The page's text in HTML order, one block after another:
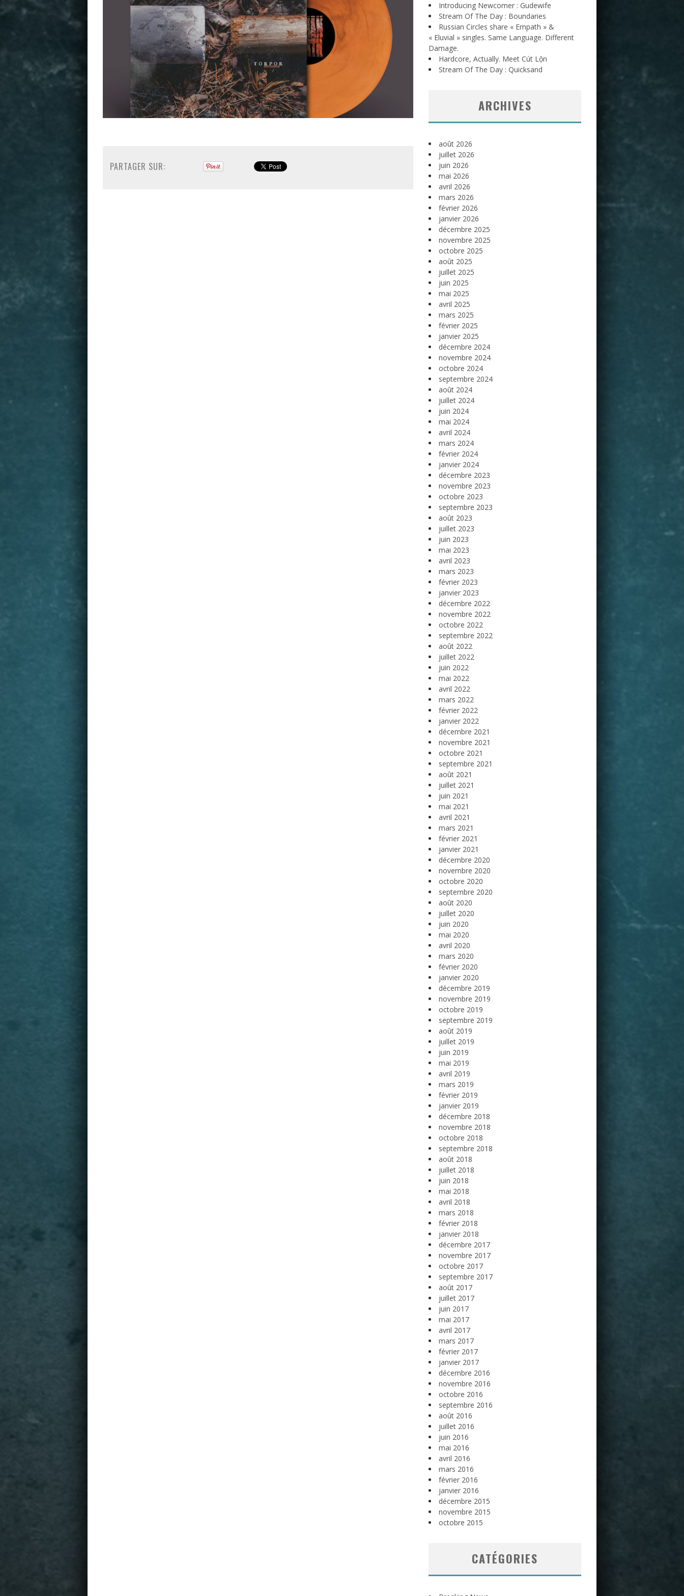
PARTAGER SUR:
Introducing Newcomer : Gudewife
Stream Of The Day : Boundaries
Russian Circles share « Empath » &
« Eluvial » singles. Same Language. Different
Damage.
Hardcore, Actually. Meet Cút Lộn
Stream Of The Day : Quicksand
ARCHIVES
août 2026
juillet 2026
juin 2026
mai 2026
avril 2026
mars 2026
février 2026
janvier 2026
décembre 2025
novembre 2025
octobre 2025
août 2025
juillet 2025
juin 2025
mai 2025
avril 2025
mars 2025
février 2025
janvier 2025
décembre 2024
novembre 2024
octobre 2024
septembre 2024
août 2024
juillet 2024
juin 2024
mai 2024
avril 2024
mars 2024
février 2024
janvier 2024
décembre 2023
novembre 2023
octobre 2023
septembre 2023
août 2023
juillet 2023
juin 2023
mai 2023
avril 2023
mars 2023
février 2023
janvier 2023
décembre 2022
novembre 2022
octobre 2022
septembre 2022
août 2022
juillet 2022
juin 2022
mai 2022
avril 2022
mars 2022
février 2022
janvier 2022
décembre 2021
novembre 2021
octobre 2021
septembre 2021
août 2021
juillet 2021
juin 2021
mai 2021
avril 2021
mars 2021
février 2021
janvier 2021
décembre 2020
novembre 2020
octobre 2020
septembre 2020
août 2020
juillet 2020
juin 2020
mai 2020
avril 2020
mars 2020
février 2020
janvier 2020
décembre 2019
novembre 2019
octobre 2019
septembre 2019
août 2019
juillet 2019
juin 2019
mai 2019
avril 2019
mars 2019
février 2019
janvier 2019
décembre 2018
novembre 2018
octobre 2018
septembre 2018
août 2018
juillet 2018
juin 2018
mai 2018
avril 2018
mars 2018
février 2018
janvier 2018
décembre 2017
novembre 2017
octobre 2017
septembre 2017
août 2017
juillet 2017
juin 2017
mai 2017
avril 2017
mars 2017
février 2017
janvier 2017
décembre 2016
novembre 2016
octobre 2016
septembre 2016
août 2016
juillet 2016
juin 2016
mai 2016
avril 2016
mars 2016
février 2016
janvier 2016
décembre 2015
novembre 2015
octobre 2015
CATÉGORIES